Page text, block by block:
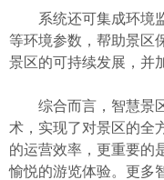
系统还可集成环境监
等环境参数，帮助景区
景区的可持续发展，并
综合而言，智慧景区
术，实现了对景区的全
的运营效率，更重要的
愉悦的游览体验。更多